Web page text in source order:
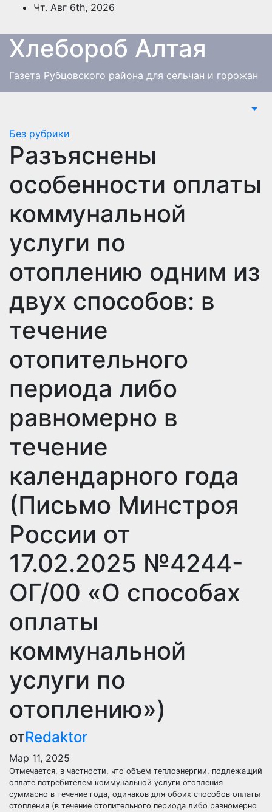
Перейти
содержимому
Чт. Авг 6th, 2026
Хлебороб Алтая
Газета Рубцовского района для сельчан и горожан
Без рубрики
Разъяснены
особенности оплаты
коммунальной
услуги по
отоплению одним из
двух способов: в
течение
отопительного
периода либо
равномерно в
течение
календарного года
(Письмо Минстроя
России от
17.02.2025 №4244-
ОГ/00 «О способах
оплаты
коммунальной
услуги по
отоплению»)
отRedaktor
Мар 11, 2025
Отмечается, в частности, что объем теплоэнергии, подлежащий
оплате потребителем коммунальной услуги отопления
суммарно в течение года, одинаков для обоих способов оплаты
отопления (в течение отопительного периода либо равномерно